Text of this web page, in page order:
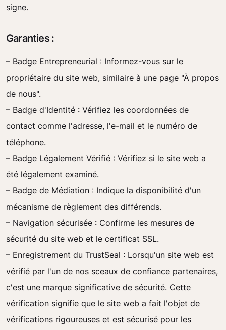
signe.
Garanties :
– Badge Entrepreneurial : Informez-vous sur le
propriétaire du site web, similaire à une page "À propos
de nous".
– Badge d'Identité : Vérifiez les coordonnées de
contact comme l'adresse, l'e-mail et le numéro de
téléphone.
– Badge Légalement Vérifié : Vérifiez si le site web a
été légalement examiné.
– Badge de Médiation : Indique la disponibilité d'un
mécanisme de règlement des différends.
– Navigation sécurisée : Confirme les mesures de
sécurité du site web et le certificat SSL.
– Enregistrement du TrustSeal : Lorsqu'un site web est
vérifié par l'un de nos sceaux de confiance partenaires,
c'est une marque significative de sécurité. Cette
vérification signifie que le site web a fait l'objet de
vérifications rigoureuses et est sécurisé pour les